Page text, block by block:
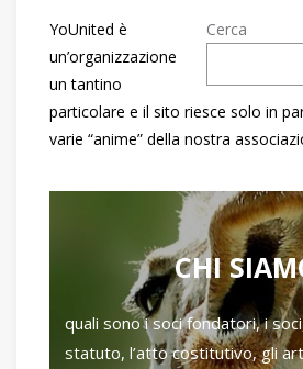
Cerca
YoUnited è
un’organizzazione
un tantino
particolare e il sito riesce solo in
varie “anime” della nostra
CHI
quali sono i soci fondatori, i
statuto, l’atto costitutivo, gli